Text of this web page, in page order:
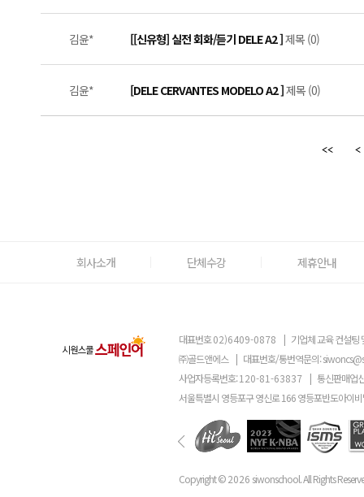
김윤* [[신유형] 실전 회화/듣기 DELE A2 ]제목 (0)
김윤* [DELE CERVANTES MODELO A2 ]제목 (0)
회사소개 단체수강 제휴안내
대표번호02)6409-0878 | 기업체 교육 컨설팅
㈜골드앤에스 | 대표번호/통번역문의:
사업자등록번호:120-81-63837 | 통신판매업
서울특별시 영등포구 영신로 166 영등포반도아이
Copyright ©2026 siwonschool. All Rights